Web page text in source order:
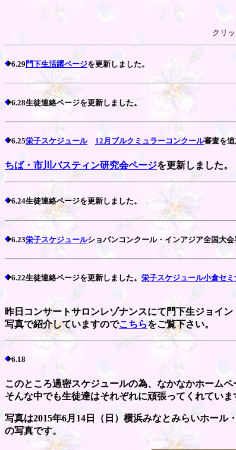
クリ
6.29 門下生活躍ページを更新しました。
6.28生徒連絡ページを更新しました。
6.25栄子スケジュール 12月ブルクミュラーコンクール審査を追
ちば・市川バスティン研究会ページを更新しました。
6.24生徒連絡ページを更新しました。
6.23栄子スケジュールショパンコンクール・インアジア全国大会
6.22生徒連絡ページを更新しました。 栄子スケジュール小倉セミ
昨日コンサートサロンレゾナンスにて門下生ジョイン
写真で紹介していますのでこちらをご覧下さい。
6.18
このところ過密スケジュールの為、なかなかホームペ
そんな中でも生徒達はそれぞれに頑張ってくれていま
写真は2015年6月14日（日）横浜みなとみらいホー
の写真です。